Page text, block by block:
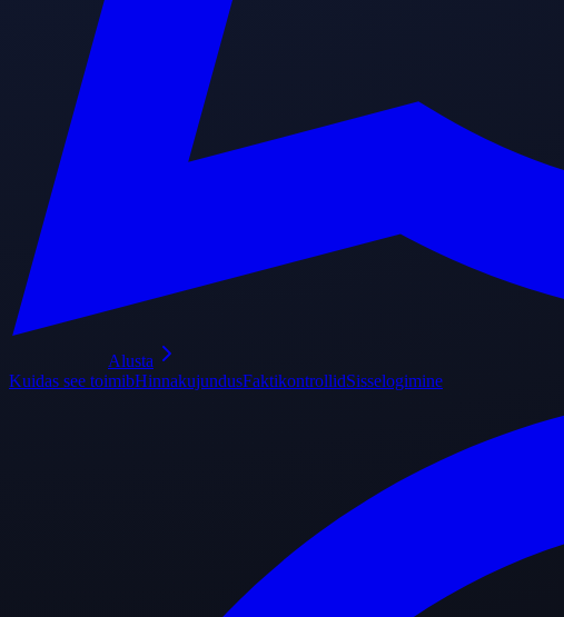
Alusta
Kuidas see toimibHinnakujundusFaktikontrollidSisselogimine